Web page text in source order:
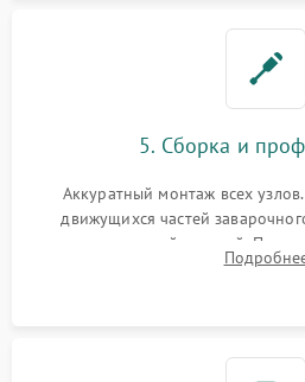
5. Сборка и
Аккуратный монтаж всех
движущихся частей
силиконовой смазкой.
декальцинации и очистки